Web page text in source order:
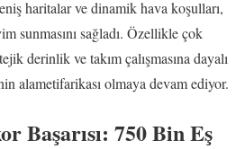
haritalar ve dinamik hava koşulları,
sunmasını sağladı. Özellikle çok
derinlik ve takım çalışmasına dayalı
alametifarikası olmaya devam ediyor.
Başarısı: 750 Bin Eş